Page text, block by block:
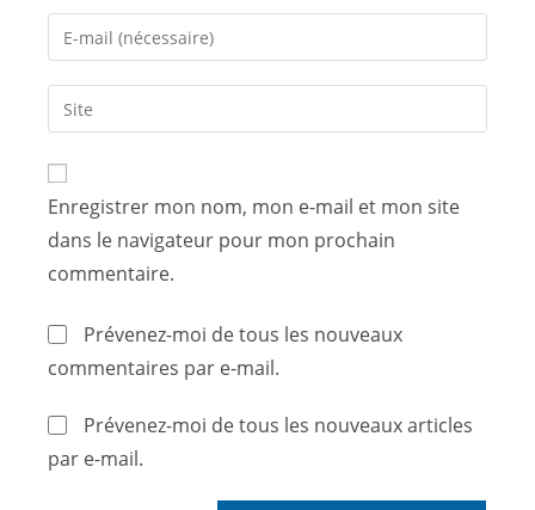
Enregistrer mon nom, mon e-mail et mon site
dans le navigateur pour mon prochain
commentaire.
Prévenez-moi de tous les nouveaux
commentaires par e-mail.
Prévenez-moi de tous les nouveaux articles
par e-mail.